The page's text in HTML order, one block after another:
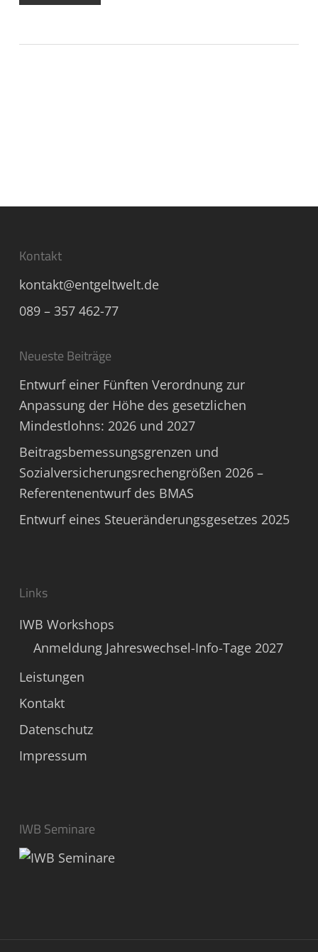
Kontakt
kontakt@entgeltwelt.de
089 – 357 462-77
Neueste Beiträge
Entwurf einer Fünften Verordnung zur
Anpassung der Höhe des gesetzlichen
Mindestlohns: 2026 und 2027
Beitragsbemessungsgrenzen und
Sozialversicherungsrechengrößen 2026 –
Referentenentwurf des BMAS
Entwurf eines Steueränderungsgesetzes 2025
Links
IWB Workshops
Anmeldung Jahreswechsel-Info-Tage 2027
Leistungen
Kontakt
Datenschutz
Impressum
IWB Seminare